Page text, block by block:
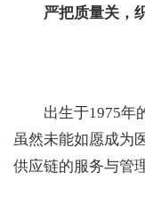
严把质量关，
出生于1975年的
虽然未能如愿成为
供应链的服务与管